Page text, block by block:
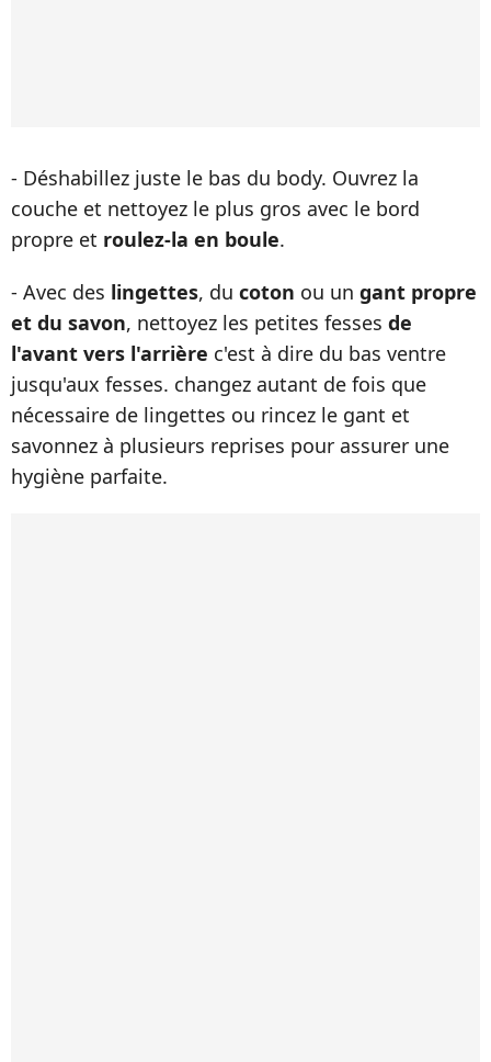
- Déshabillez juste le bas du body. Ouvrez la
couche et nettoyez le plus gros avec le bord
propre et roulez-la en boule.
- Avec des lingettes, du coton ou un gant propre
et du savon, nettoyez les petites fesses de
l'avant vers l'arrière c'est à dire du bas ventre
jusqu'aux fesses. changez autant de fois que
nécessaire de lingettes ou rincez le gant et
savonnez à plusieurs reprises pour assurer une
hygiène parfaite.